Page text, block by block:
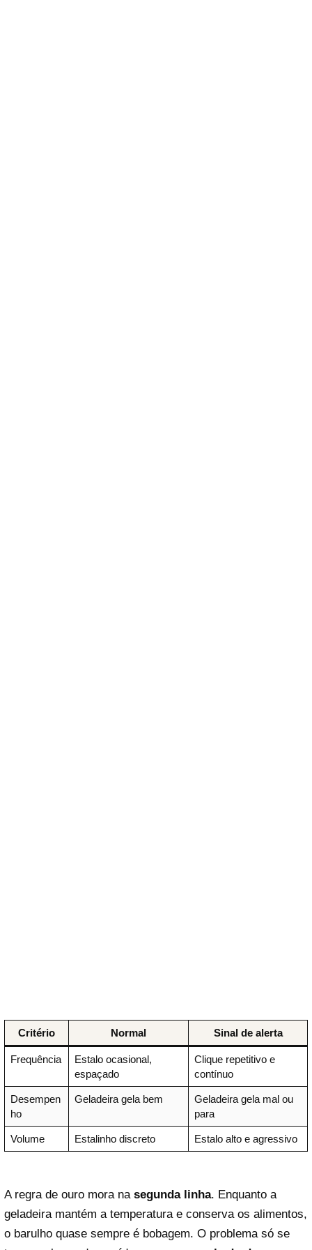
Critério Normal Sinal de alerta
Frequência
Estalo ocasional,
espaçado
Clique repetitivo e
contínuo
Desempen
ho
Geladeira gela bem
Geladeira gela mal ou
para
Volume Estalinho discreto Estalo alto e agressivo
A regra de ouro mora na segunda linha. Enquanto a
geladeira mantém a temperatura e conserva os alimentos,
o barulho quase sempre é bobagem. O problema só se